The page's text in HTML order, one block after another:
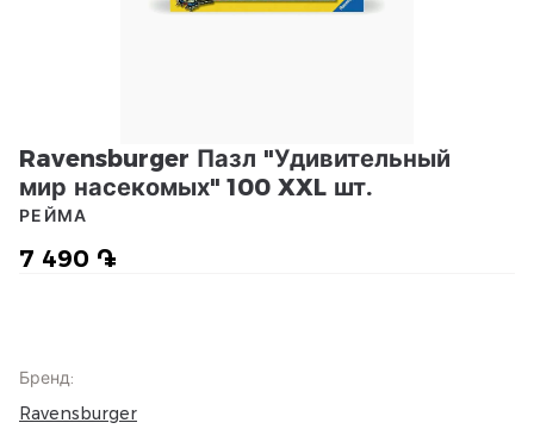
Ravensburger Пазл "Удивительный
мир насекомых" 100 XXL шт.
7 490 ֏
РЕЙМА
Бренд:
Ravensburger